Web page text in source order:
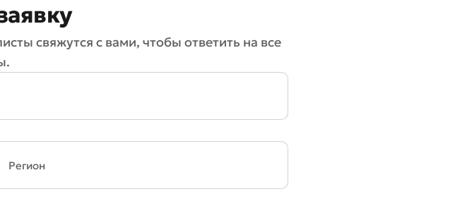
свяжутся с вами, чтобы ответить на все